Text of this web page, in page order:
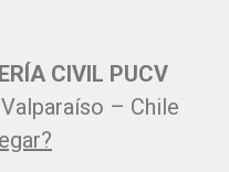
CIVIL PUCV
– Chile